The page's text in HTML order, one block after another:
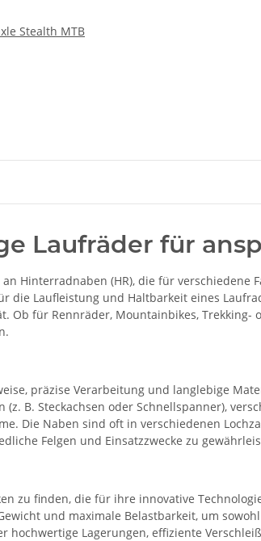
Stealth MTB
Laufräder für
Hinterradnaben (HR), die für verschiedene
die Laufleistung und Haltbarkeit eines
Ob für Rennräder, Mountainbikes, Trekking-
präzise Verarbeitung und langlebige
B. Steckachsen oder Schnellspanner),
Die Naben sind oft in verschiedenen
Felgen und Einsatzzwecke zu
zu finden, die für ihre innovative
und maximale Belastbarkeit, um
hochwertige Lagerungen, effiziente